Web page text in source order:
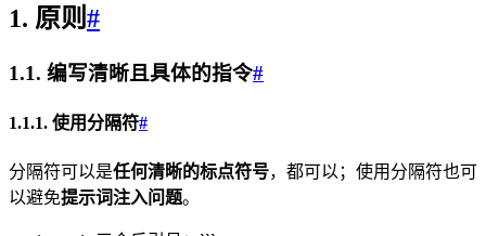
1. 原则#
1.1. 编写清晰且具体的指令#
1.1.1. 使用分隔符#
分隔符可以是任何清晰的标点符号，都可以；使用分隔符也可
以避免提示词注入问题。